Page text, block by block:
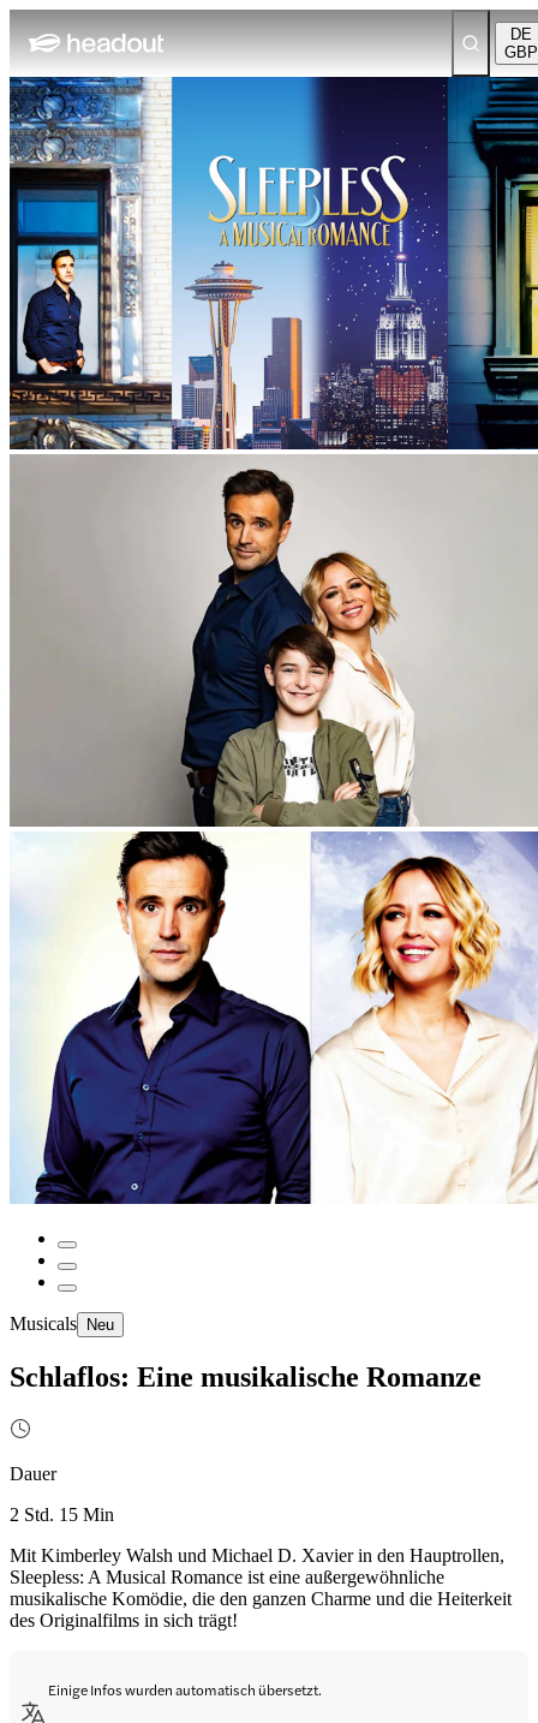
DE
GBP
Musicals Neu
Schlaflos: Eine musikalische Romanze
Dauer
2 Std. 15 Min
Mit Kimberley Walsh und Michael D. Xavier in den Hauptrollen,
Sleepless: A Musical Romance ist eine außergewöhnliche
musikalische Komödie, die den ganzen Charme und die Heiterkeit
des Originalfilms in sich trägt!
Einige Infos wurden automatisch übersetzt.